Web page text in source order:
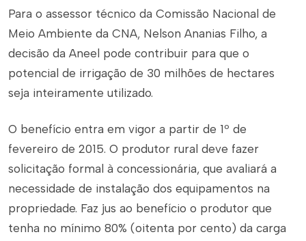
Para o assessor técnico da Comissão Nacional de
Meio Ambiente da CNA, Nelson Ananias Filho, a
decisão da Aneel pode contribuir para que o
potencial de irrigação de 30 milhões de hectares
seja inteiramente utilizado.
O benefício entra em vigor a partir de 1º de
fevereiro de 2015. O produtor rural deve fazer
solicitação formal à concessionária, que avaliará a
necessidade de instalação dos equipamentos na
propriedade. Faz jus ao benefício o produtor que
tenha no mínimo 80% (oitenta por cento) da carga